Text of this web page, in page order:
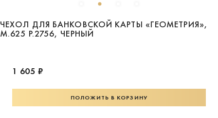
ЧЕХОЛ ДЛЯ БАНКОВСКОЙ КАРТЫ «ГЕОМЕТРИЯ»,
М.625 Р.2756, ЧЕРНЫЙ
1 605 ₽
ПОЛОЖИТЬ В КОРЗИНУ